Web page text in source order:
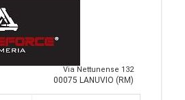
Via Nettunense 132
00075 LANUVIO (RM)